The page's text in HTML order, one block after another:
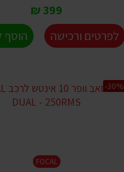
399 ₪
לפרטים ורכישה
הוסף
FOCAL
-30%